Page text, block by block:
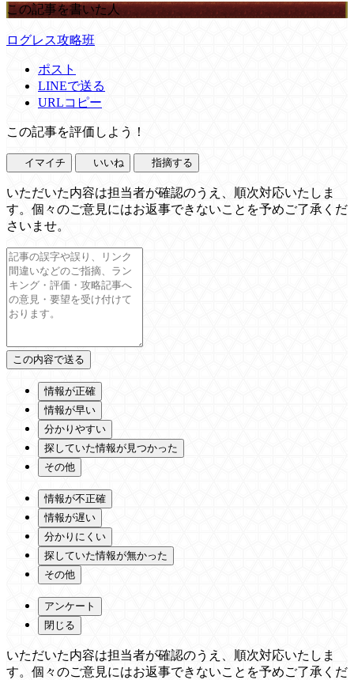
この記事を書いた人
ログレス攻略班
ポスト
LINEで送る
URLコピー
この記事を評価しよう！
イマイチ いいね 指摘する
いただいた内容は担当者が確認のうえ、順次対応いたしま
す。個々のご意見にはお返事できないことを予めご了承くだ
さいませ。
情報が正確
情報が早い
分かりやすい
探していた情報が見つかった
その他
情報が不正確
情報が遅い
分かりにくい
探していた情報が無かった
その他
アンケート
閉じる
いただいた内容は担当者が確認のうえ、順次対応いたしま
す。個々のご意見にはお返事できないことを予めご了承くだ